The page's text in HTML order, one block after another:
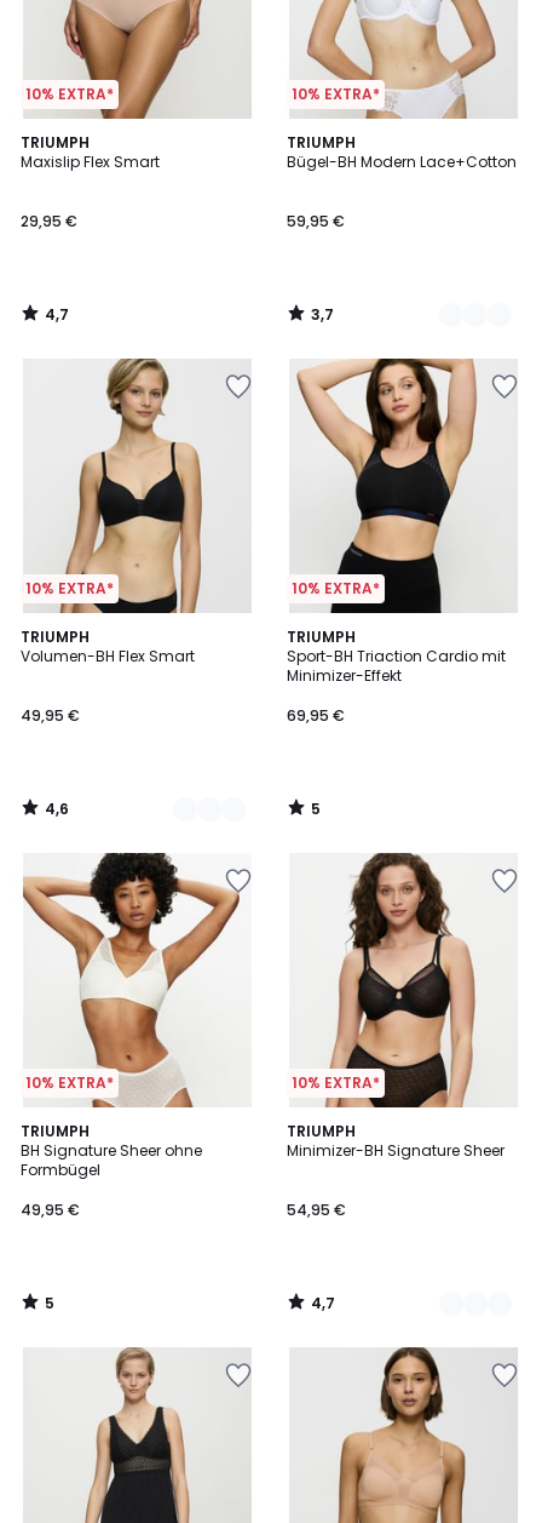
10% EXTRA*
TRIUMPH
Maxislip Flex Smart
29,95 €
4,7
/ 5
4,7
/
10% EXTRA*
TRIUMPH
Bügel-BH Modern Lace+Cotton
59,95 €
3,7
/ 5
2
Farben
3,7
/
10% EXTRA*
TRIUMPH
Volumen-BH Flex Smart
49,95 €
4,6
/ 5
2
Farben
4,6
/
10% EXTRA*
TRIUMPH
Sport-BH Triaction Cardio mit
Minimizer-Effekt
69,95 €
5
/
5
5
/
10% EXTRA*
TRIUMPH
BH Signature Sheer ohne
Formbügel
49,95 €
5
/
5
5
/
10% EXTRA*
TRIUMPH
Minimizer-BH Signature Sheer
54,95 €
4,7
/ 5
3
Farben
4,7
/